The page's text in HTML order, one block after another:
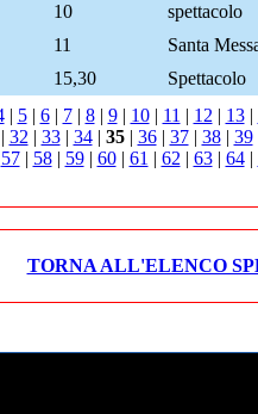
10
spettacolo
11
Santa
15,30
Spettacolo
| 5| 6| 7| 8| 9| 10| 11 | 12 | 13|
| 32 | 33| 34| 35| 36| 37| 38| 39
57| 58| 59| 60| 61 | 62 | 63| 64|
TORNA ALL'ELENCO